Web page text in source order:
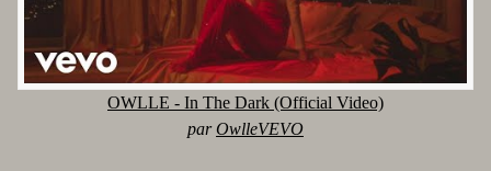
OWLLE - In The Dark (Official Video)
parOwlleVEVO